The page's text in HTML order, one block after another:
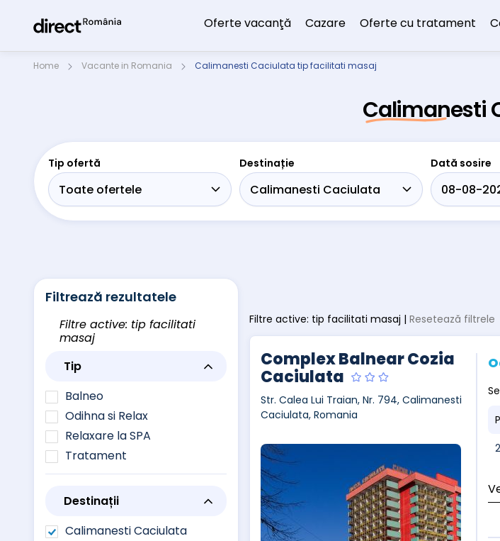
Oferte vacanţă Cazare Oferte cu tratament
Home Vacante in Romania Calimanesti Caciulata tip facilitati masaj
Calimanesti
Tip ofertă Destinație Dată sosire
Filtrează rezultatele
Filtre active: tip facilitati
masaj
Tip
Balneo
Odihna si Relax
Relaxare la SPA
Tratament
Destinații
Calimanesti Caciulata
Filtre active: tip facilitati masaj | Resetează filtrele
Complex Balnear Cozia
Caciulata
Str. Calea Lui Traian, Nr. 794, Calimanesti
Caciulata, Romania